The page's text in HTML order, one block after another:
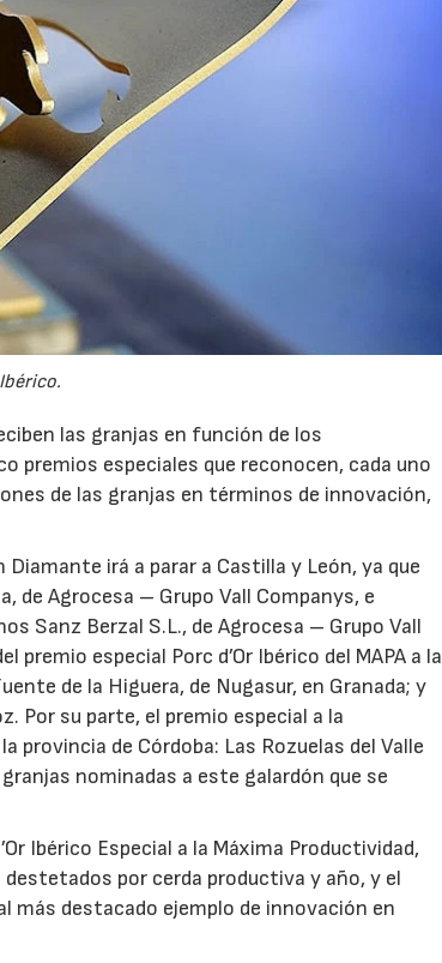
las granjas en función de los
especiales que reconocen, cada uno
de las granjas en términos de innovación,
Diamante irá a parar a Castilla y León, ya que
de Agrocesa – Grupo Vall Companys, e
Sanz Berzal S.L., de Agrocesa – Grupo Vall
premio especial Porc d’Or Ibérico del MAPA a la
de la Higuera, de Nugasur, en Granada; y
Por su parte, el premio especial a la
provincia de Córdoba: Las Rozuelas del Valle
nominadas a este galardón que se
Ibérico Especial a la Máxima Productividad,
por cerda productiva y año, y el
más destacado ejemplo de innovación en